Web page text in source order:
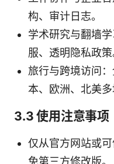
构、审计日志。
学术研究与翻墙
服、透明隐私政策
旅行与跨境访问
本、欧洲、北美多
3.3 使用注意事项
仅从官方网站或
免第三方修改版。